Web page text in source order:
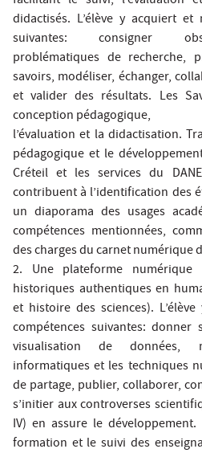
didactisés. L’élève y acquiert
suivantes: consigner
problématiques de recherche,
savoirs, modéliser, échanger,
et valider des résultats. Les
conception pédagogique,
l’évaluation et la didactisation.
pédagogique et le
Créteil et les services du
contribuent à l’identification des
un diaporama des usages
compétences mentionnées,
des charges du carnet numérique
2. Une plateforme numérique
historiques authentiques en
et histoire des sciences).
compétences suivantes: donner
visualisation de données,
informatiques et les techniques
de partage, publier, collaborer,
s’initier aux controverses
IV) en assure le développement.
formation et le suivi des